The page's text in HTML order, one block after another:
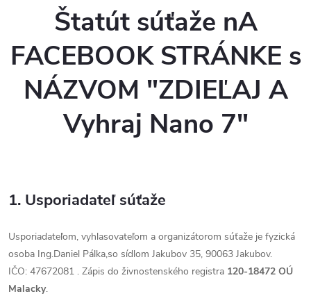
Štatút súťaže nA
FACEBOOK STRÁNKE s
NÁZVOM "ZDIEĽAJ A
Vyhraj Nano 7"
1. Usporiadateľ súťaže
Usporiadateľom, vyhlasovateľom a organizátorom súťaže je fyzická
osoba Ing.Daniel Pálka,so sídlom Jakubov 35, 90063 Jakubov.
IČO: 47672081 . Zápis do živnostenského registra 120-18472 OÚ
Malacky.